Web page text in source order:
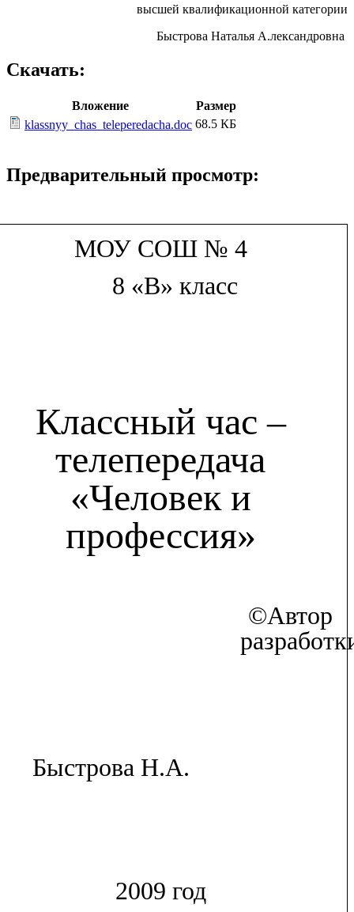
высшей квалификационной категории
Быстрова Наталья А.лександровна
Скачать:
Вложение
Размер
klassnyy_chas_teleperedacha.doc 68.5 КБ
Предварительный просмотр:
МОУ СОШ № 4
8 «В» класс
Классный час –
телепередача
«Человек и
профессия»
©Автор
Н.А.
2009 год